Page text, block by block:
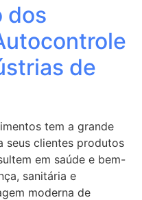
dos
de
tem a grande
seus clientes produtos
em saúde e bem-
sanitária e
moderna de